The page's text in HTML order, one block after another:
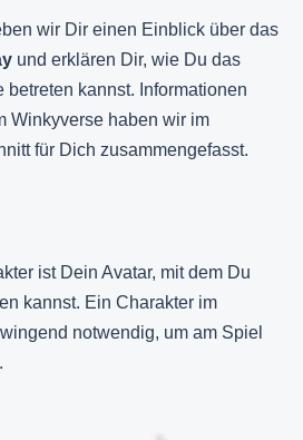
wir Dir einen Einblick über das
und erklären Dir, wie Du das
betreten kannst. Informationen
Winkyverse haben wir im
für Dich zusammengefasst.
ist Dein Avatar, mit dem Du
kannst. Ein Charakter im
notwendig, um am Spiel